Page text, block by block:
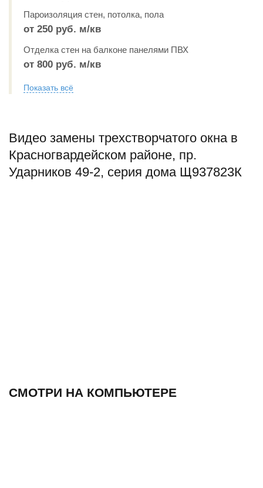
Пароизоляция стен, потолка, пола
от 250 руб. м/кв
Отделка стен на балконе панелями ПВХ
от 800 руб. м/кв
Показать всё
Видео замены трехстворчатого окна в
Красногвардейском районе, пр.
Ударников 49-2, серия дома Щ937823К
СМОТРИ НА КОМПЬЮТЕРЕ